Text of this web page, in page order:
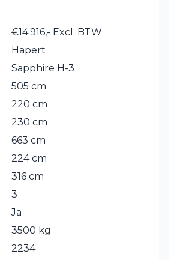
€14.916,- Excl. BTW
Hapert
Sapphire H-3
505 cm
220 cm
230 cm
663 cm
224 cm
316 cm
3
Ja
3500 kg
2234